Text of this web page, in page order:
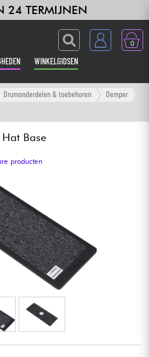
24 TERMIJNEN
0
WINKELGIDSEN
Drumonderdelen & toebehoren
Demper
Base
producten